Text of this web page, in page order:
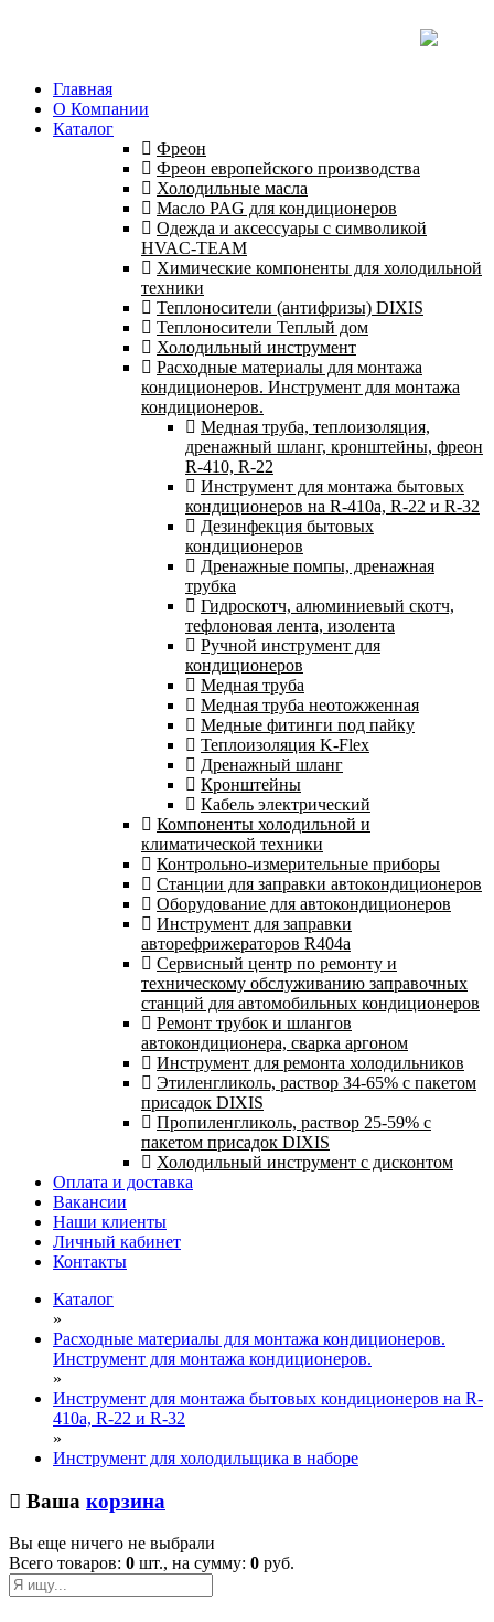
Главная
О Компании
Каталог
Фреон
Фреон европейского производства
Холодильные масла
Масло PAG для кондиционеров
Одежда и аксессуары с символикой
HVAC-TEAM
Химические компоненты для холодильной
техники
Теплоносители (антифризы) DIXIS
Теплоносители Теплый дом
Холодильный инструмент
Расходные материалы для монтажа
кондиционеров. Инструмент для монтажа
кондиционеров.
Медная труба, теплоизоляция,
дренажный шланг, кронштейны, фреон
R-410, R-22
Инструмент для монтажа бытовых
кондиционеров на R-410а, R-22 и R-32
Дезинфекция бытовых
кондиционеров
Дренажные помпы, дренажная
трубка
Гидроскотч, алюминиевый скотч,
тефлоновая лента, изолента
Ручной инструмент для
кондиционеров
Медная труба
Медная труба неотожженная
Медные фитинги под пайку
Теплоизоляция K-Flex
Дренажный шланг
Кронштейны
Кабель электрический
Компоненты холодильной и
климатической техники
Контрольно-измерительные приборы
Станции для заправки автокондиционеров
Оборудование для автокондиционеров
Инструмент для заправки
авторефрижераторов R404a
Сервисный центр по ремонту и
техническому обслуживанию заправочных
станций для автомобильных кондиционеров
Ремонт трубок и шлангов
автокондиционера, сварка аргоном
Инструмент для ремонта холодильников
Этиленгликоль, раствор 34-65% с пакетом
присадок DIXIS
Пропиленгликоль, раствор 25-59% с
пакетом присадок DIXIS
Холодильный инструмент с дисконтом
Оплата и доставка
Вакансии
Наши клиенты
Личный кабинет
Контакты
Каталог
»
Расходные материалы для монтажа кондиционеров.
Инструмент для монтажа кондиционеров.
»
Инструмент для монтажа бытовых кондиционеров на R-
410а, R-22 и R-32
»
Инструмент для холодильщика в наборе
Ваша корзина
Вы еще ничего не выбрали
Всего товаров: 0 шт., на сумму: 0 руб.